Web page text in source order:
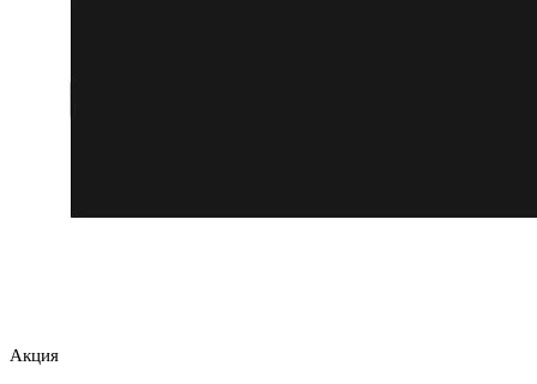
Акция